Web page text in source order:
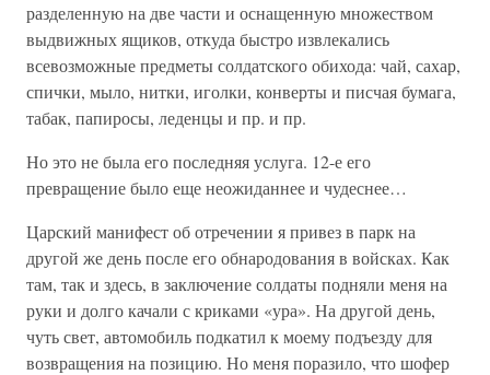
разделенную на две части и оснащенную множеством
выдвижных ящиков, откуда быстро извлекались
всевозможные предметы солдатского обихода: чай, сахар,
спички, мыло, нитки, иголки, конверты и писчая бумага,
табак, папиросы, леденцы и пр. и пр.
Но это не была его последняя услуга. 12-е его
превращение было еще неожиданнее и чудеснее…
Царский манифест об отречении я привез в парк на
другой же день после его обнародования в войсках. Как
там, так и здесь, в заключение солдаты подняли меня на
руки и долго качали с криками «ура». На другой день,
чуть свет, автомобиль подкатил к моему подъезду для
возвращения на позицию. Но меня поразило, что шофер